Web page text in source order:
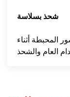
شحذ بسلاسة
المحبطة أثناء